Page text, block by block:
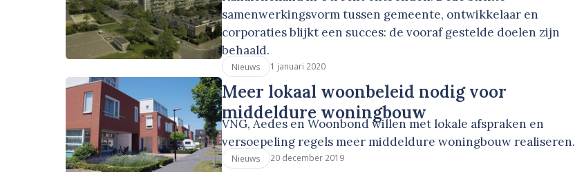
samenwerkingsvorm tussen gemeente, ontwikkelaar en
corporaties blijkt een succes: de vooraf gestelde doelen zijn
behaald.
Nieuws 1 januari 2020
Meer lokaal woonbeleid nodig voor
middeldure woningbouw
VNG, Aedes en Woonbond willen met lokale afspraken en
versoepeling regels meer middeldure woningbouw realiseren.
Nieuws 20 december 2019